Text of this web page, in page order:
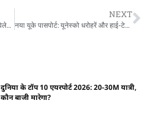
मदीнат जुमेराह में जुमेराह का नया ईको-विलेज—क्यों खास?
NEXT
नया यूके पासपोर्ट: यूनेस्को धरोहरें और हाई‑टेक सुरक्षा?
दुनिया के टॉप 10 एयरपोर्ट 2026: 20-30M यात्री,
कौन बाजी मारेगा?